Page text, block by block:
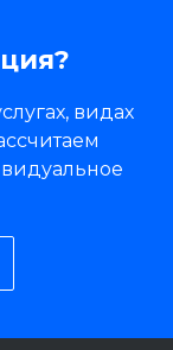
видах